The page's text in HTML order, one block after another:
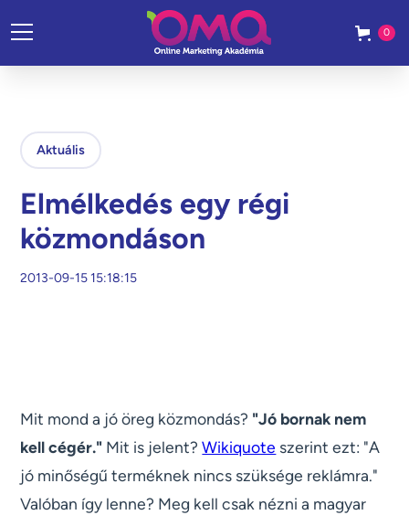
0
Aktuális
Elmélkedés egy régi
közmondáson
2013-09-15 15:18:15
Mit mond a jó öreg közmondás? "Jó bornak nem
kell cégér." Mit is jelent?Wikiquote szerint ezt: "A
jó minőségű terméknek nincs szüksége reklámra."
Valóban így lenne? Meg kell csak nézni a magyar